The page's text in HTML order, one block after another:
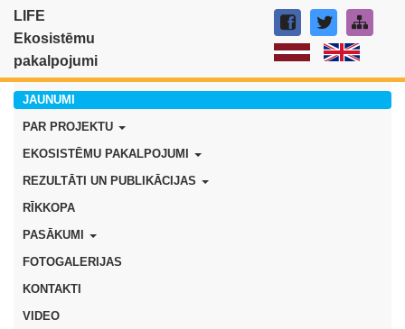
LIFE
Ekosistēmu
pakalpojumi
JAUNUMI
PAR PROJEKTU
EKOSISTĒMU PAKALPOJUMI
REZULTĀTI UN PUBLIKĀCIJAS
RĪKKOPA
PASĀKUMI
FOTOGALERIJAS
KONTAKTI
VIDEO